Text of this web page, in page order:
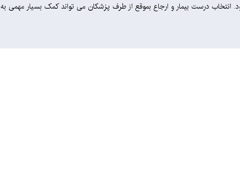
انتخاب درست بیمار و ارجاع بموقع از طرف پزشکان می تواند کمک بسیار مهمی به